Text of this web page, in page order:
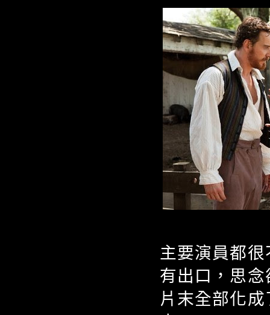
主要演員都
有出口，思
片末全部化